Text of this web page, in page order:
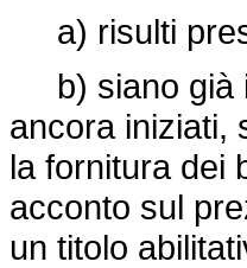
a) risulti
b) siano già
ancora iniziati,
la fornitura dei
acconto sul
un titolo